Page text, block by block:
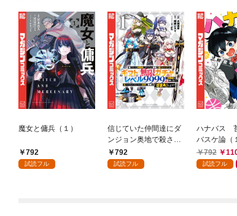
魔女と傭兵（１）
792
試読フル
信じていた仲間達にダ
ンジョン奥地で殺され
かけたがギフト『無限
ガチャ』でレベル９９
792
試読フル
ハナバス
バスケ論（
792
試読フル